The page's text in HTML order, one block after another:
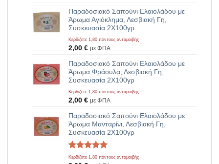
Παραδοσιακό Σαπούνι Ελαιολάδου με
Άρωμα Αγιόκλημα, Λεσβιακή Γη,
Συσκευασία 2Χ100γρ
Κερδίζετε 1,80 πόντους ανταμοιβής
2,00 € με ΦΠΑ
Παραδοσιακό Σαπούνι Ελαιολάδου με
Άρωμα Φράουλα, Λεσβιακή Γη,
Συσκευασία 2Χ100γρ
Κερδίζετε 1,80 πόντους ανταμοιβής
2,00 € με ΦΠΑ
Παραδοσιακό Σαπούνι Ελαιολάδου με
Άρωμα Μανταρίνι, Λεσβιακή Γη,
Συσκευασία 2Χ100γρ
Βαθμολογήθηκε
1
Κερδίζετε 1,80 πόντους ανταμοιβής